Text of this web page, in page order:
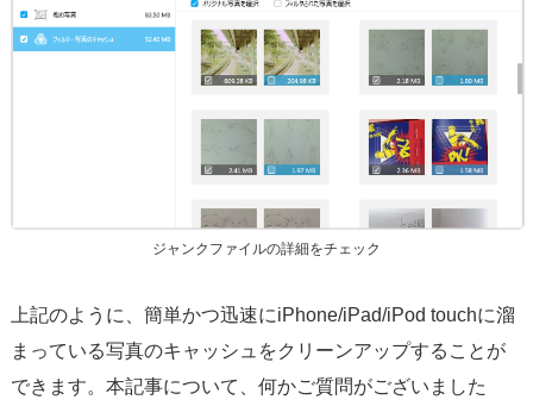
ジャンクファイルの詳細をチェック
上記のように、簡単かつ迅速にiPhone/iPad/iPod touchに溜
まっている写真のキャッシュをクリーンアップすることが
できます。本記事について、何かご質問がございました